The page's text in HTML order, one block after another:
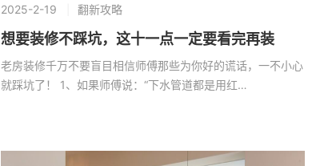
2025-2-19 翻新攻略
想要装修不踩坑，这十一点一定要看完再装
老房装修千万不要盲目相信师傅那些为你好的谎话，一不小心
就踩坑了！ 1、如果师傅说：“下水管道都是用红…